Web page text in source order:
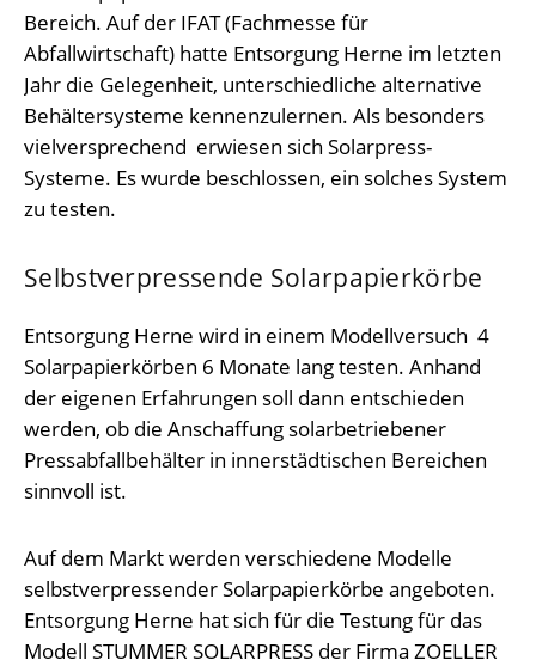
Bereich. Auf der IFAT (Fachmesse für
Abfallwirtschaft) hatte Entsorgung Herne im letzten
Jahr die Gelegenheit, unterschiedliche alternative
Behältersysteme kennenzulernen. Als besonders
vielversprechend erwiesen sich Solarpress-
Systeme. Es wurde beschlossen, ein solches System
zu testen.
Selbstverpressende Solarpapierkörbe
Entsorgung Herne wird in einem Modellversuch 4
Solarpapierkörben 6 Monate lang testen. Anhand
der eigenen Erfahrungen soll dann entschieden
werden, ob die Anschaffung solarbetriebener
Pressabfallbehälter in innerstädtischen Bereichen
sinnvoll ist.
Auf dem Markt werden verschiedene Modelle
selbstverpressender Solarpapierkörbe angeboten.
Entsorgung Herne hat sich für die Testung für das
Modell STUMMER SOLARPRESS der Firma ZOELLER